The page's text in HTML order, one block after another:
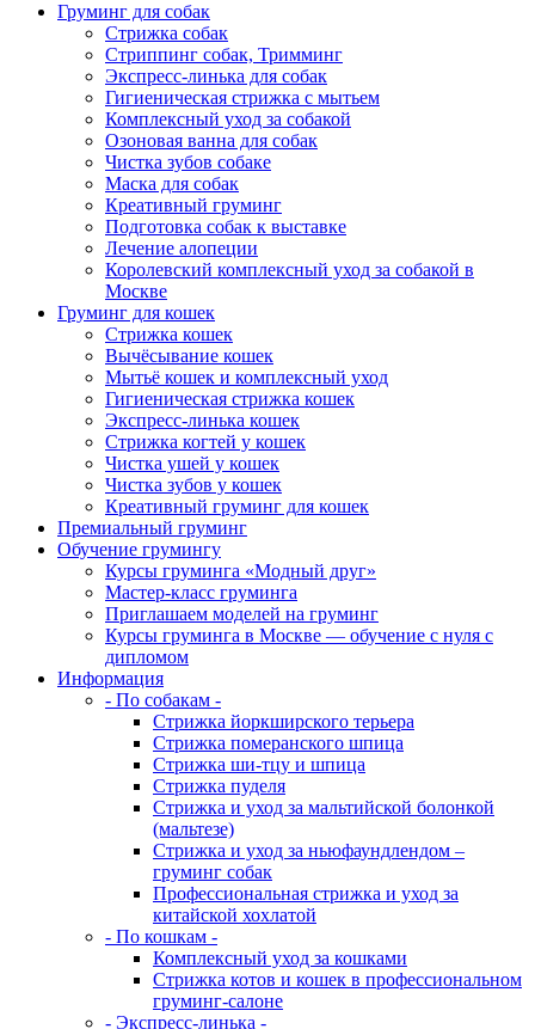
Груминг для собак
Стрижка собак
Стриппинг собак, Тримминг
Экспресс-линька для собак
Гигиеническая стрижка с мытьем
Комплексный уход за собакой
Озоновая ванна для собак
Чистка зубов собаке
Маска для собак
Креативный груминг
Подготовка собак к выставке
Лечение алопеции
Королевский комплексный уход за собакой в
Москве
Груминг для кошек
Стрижка кошек
Вычёсывание кошек
Мытьё кошек и комплексный уход
Гигиеническая стрижка кошек
Экспресс-линька кошек
Стрижка когтей у кошек
Чистка ушей у кошек
Чистка зубов у кошек
Креативный груминг для кошек
Премиальный груминг
Обучение грумингу
Курсы груминга «Модный друг»
Мастер-класс груминга
Приглашаем моделей на груминг
Курсы груминга в Москве — обучение с нуля с
дипломом
Информация
- По собакам -
Стрижка йоркширского терьера
Стрижка померанского шпица
Стрижка ши-тцу и шпица
Стрижка пуделя
Стрижка и уход за мальтийской болонкой
(мальтезе)
Стрижка и уход за ньюфаундлендом –
груминг собак
Профессиональная стрижка и уход за
китайской хохлатой
- По кошкам -
Комплексный уход за кошками
Стрижка котов и кошек в профессиональном
груминг-салоне
- Экспресс-линька -